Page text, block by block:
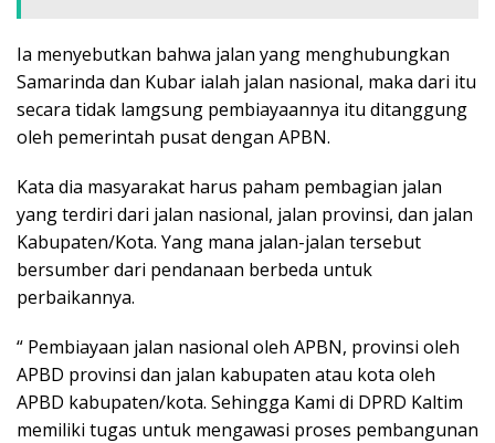
Ia menyebutkan bahwa jalan yang menghubungkan
Samarinda dan Kubar ialah jalan nasional, maka dari itu
secara tidak lamgsung pembiayaannya itu ditanggung
oleh pemerintah pusat dengan APBN.
Kata dia masyarakat harus paham pembagian jalan
yang terdiri dari jalan nasional, jalan provinsi, dan jalan
Kabupaten/Kota. Yang mana jalan-jalan tersebut
bersumber dari pendanaan berbeda untuk
perbaikannya.
“ Pembiayaan jalan nasional oleh APBN, provinsi oleh
APBD provinsi dan jalan kabupaten atau kota oleh
APBD kabupaten/kota. Sehingga Kami di DPRD Kaltim
memiliki tugas untuk mengawasi proses pembangunan